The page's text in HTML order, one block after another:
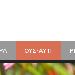
ΟΥΣ-ΑΥΤΙ